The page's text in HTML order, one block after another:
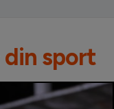
sport